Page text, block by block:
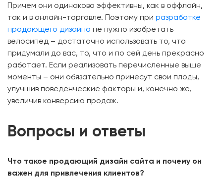
Причем они одинаково эффективны, как в оффлайн,
так и в онлайн-торговле. Поэтому при разработке
продающего дизайна не нужно изобретать
велосипед – достаточно использовать то, что
придумали до вас, то, что и по сей день прекрасно
работает. Если реализовать перечисленные выше
моменты – они обязательно принесут свои плоды,
улучшив поведенческие факторы и, конечно же,
увеличив конверсию продаж.
Вопросы и ответы
Что такое продающий дизайн сайта и почему он
важен для привлечения клиентов?